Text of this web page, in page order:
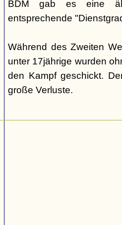
BDM gab es eine
entsprechende
Während des Zweiten
unter 17jährige wurden
den Kampf geschickt.
große Verluste.